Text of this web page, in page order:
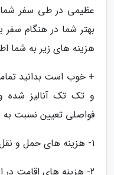
عظیمی در طی سفر شما
بهتر شما در هنگام سفر
هزینه های زیر به شما
+ خوب است بدانید
و تک تک آنالیز شده
فواصلی تعیین نسبت به
1- هزینه های حمل و نقل در استانبول
2- هزینه های اقامت در استانبول